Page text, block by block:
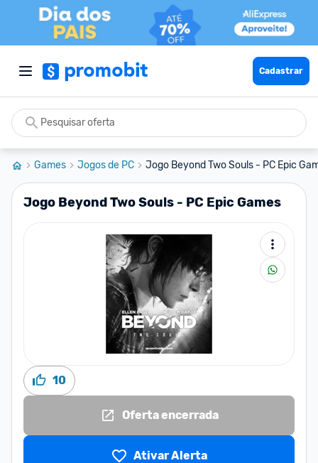
Cadastrar
Games Jogos de PC Jogo Beyond Two Souls - PC Epic
Jogo Beyond Two Souls - PC Epic Games
10
Oferta encerrada
Ativar Alerta